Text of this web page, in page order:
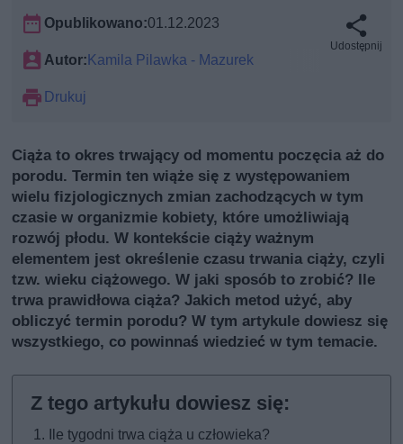
Opublikowano:01.12.2023
Autor:Kamila Pilawka - Mazurek
Drukuj
Udostępnij
Ciąża to okres trwający od momentu poczęcia aż do
porodu. Termin ten wiąże się z występowaniem
wielu fizjologicznych zmian zachodzących w tym
czasie w organizmie kobiety, które umożliwiają
rozwój płodu. W kontekście ciąży ważnym
elementem jest określenie czasu trwania ciąży, czyli
tzw. wieku ciążowego. W jaki sposób to zrobić? Ile
trwa prawidłowa ciąża? Jakich metod użyć, aby
obliczyć termin porodu? W tym artykule dowiesz się
wszystkiego, co powinnaś wiedzieć w tym temacie.
Ile tygodni trwa ciąża u człowieka?